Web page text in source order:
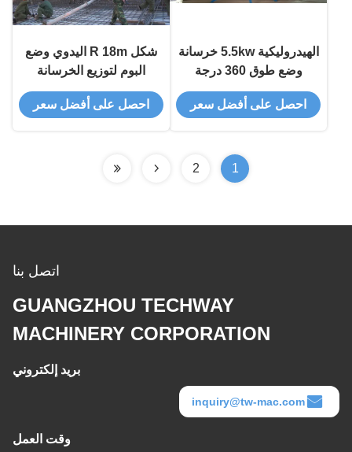
الهيدروليكية 5.5kw خرسانة
وضع طوق 360 درجة
الدوران مع 3m خرطوم
احصل على أفضل سعر
شكل R 18m اليدوي وضع
البوم لتوزيع الخرسانة
احصل على أفضل سعر
1
2
اتصل بنا
GUANGZHOU TECHWAY
MACHINERY CORPORATION
بريد إلكتروني
inquiry@tw-mac.com
وقت العمل